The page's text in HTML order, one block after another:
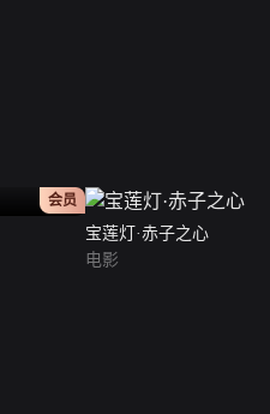
正片
会员
宝莲灯·赤子之心
电影